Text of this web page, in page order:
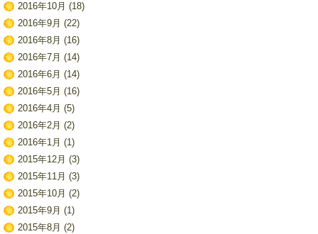
2016年10月 (18)
2016年9月 (22)
2016年8月 (16)
2016年7月 (14)
2016年6月 (14)
2016年5月 (16)
2016年4月 (5)
2016年2月 (2)
2016年1月 (1)
2015年12月 (3)
2015年11月 (3)
2015年10月 (2)
2015年9月 (1)
2015年8月 (2)